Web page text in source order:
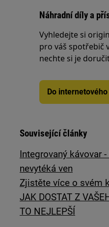
Náhradní díly a
Vyhledejte si
pro váš spotřebič
nechte si je
Do
Související články
Integrovaný kávovar
nevytéká ven
Zjistěte více o svém
JAK DOSTAT Z
TO NEJLEPŠÍ